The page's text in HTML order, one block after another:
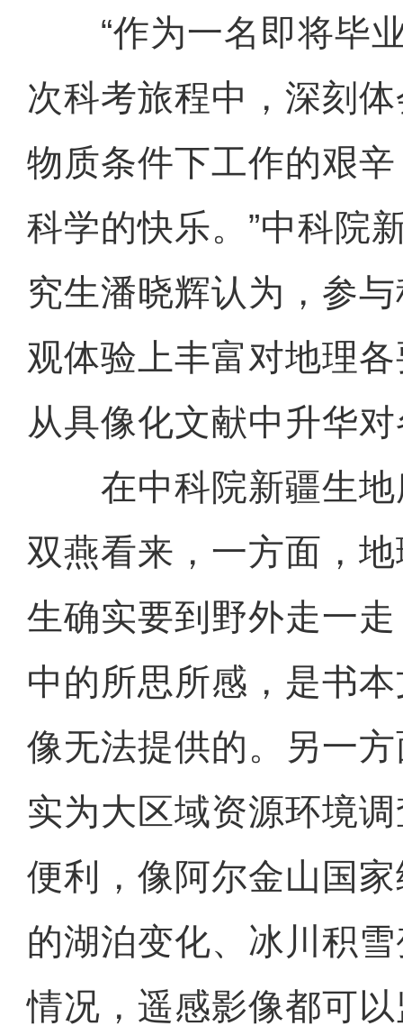
“作为一名即将毕业
次科考旅程中，深刻
物质条件下工作的艰
科学的快乐。”中科院
究生潘晓辉认为，参
观体验上丰富对地理
从具像化文献中升华
在中科院新疆生地
双燕看来，一方面，
生确实要到野外走一
中的所思所感，是书
像无法提供的。另一
实为大区域资源环境
便利，像阿尔金山国
的湖泊变化、冰川积
情况，遥感影像都可